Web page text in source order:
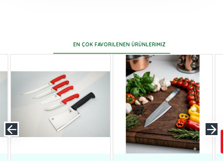
EN ÇOK FAVORILENEN ÜRÜNLERIMIZ